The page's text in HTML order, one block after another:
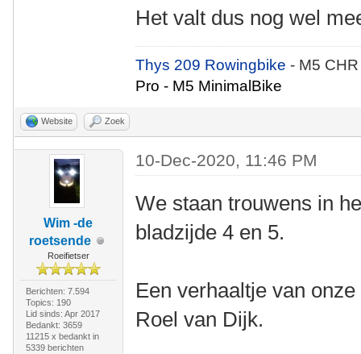
Het valt dus nog wel
Thys 209 Rowingbike- M5
Pro - M5 MinimalBike
Website Zoek
Wim -de
roetsende
Roeifietser
Berichten: 7.594
Topics: 190
Lid sinds: Apr 2017
Bedankt: 3659
11215 x bedankt in
5339 berichten
10-Dec-2020, 11:46 PM
We staan trouwens in
bladzijde 4 en 5.
Een verhaaltje van
Roel van Dijk.